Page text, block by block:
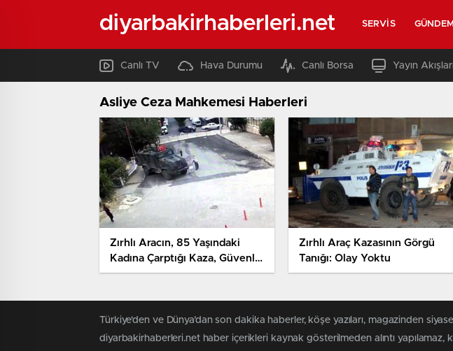
diyarbakirhaberleri.net SERVIS GÜNDEM
Canlı TV Hava Durumu Canlı Borsa Yayın Akışları
Asliye Ceza Mahkemesi Haberleri
Zırhlı Aracın, 85 Yaşındaki
Kadına Çarptığı Kaza, Güvenlik
Kamerasında
Zırhlı Araç Kazasının Görgü
Tanığı: Olay Yoktu
Türkiye'den ve Dünya’dan son dakika haberler, köşe yazıları, magazinden
diyarbakirhaberleri.net haber içerikleri kaynak gösterilmeden alıntı yapılamaz,